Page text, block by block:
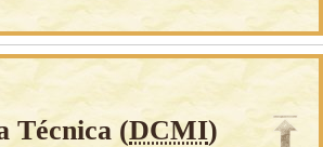
Técnica (DCMI)